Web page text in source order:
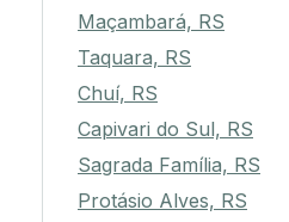
Maçambará, RS
Taquara, RS
Chuí, RS
Capivari do Sul, RS
Sagrada Família, RS
Protásio Alves, RS